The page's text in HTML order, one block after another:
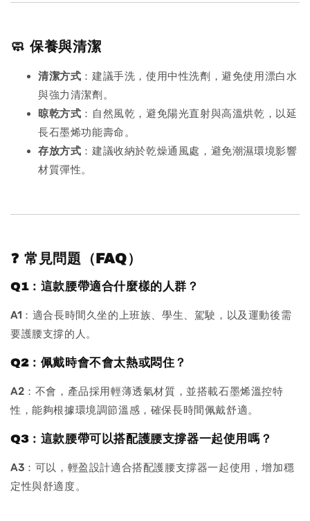
🧼 保養與清潔
清潔方式 ：建議手洗，使用中性洗劑，避免使用漂白水
與強力清潔劑。
晾乾方式 ：自然風乾，避免陽光直射與高溫烘乾，以延
長石墨烯功能壽命。
存放方式 ：建議收納於乾燥通風處，避免潮濕環境影響
材質彈性。
❓ 常見問題（FAQ）
Q1：這款腰帶適合什麼樣的人群？
A1 ：適合長時間久坐的上班族、學生、駕駛，以及運動後需
要護腰支撐的人。
Q2：佩戴時會不會太熱或悶住？
A2 ：不會，產品採用輕薄透氣材質，並搭載石墨烯溫控特
性，能夠根據環境調節溫感，確保長時間佩戴舒適。
Q3：這款腰帶可以搭配護腰支撐器一起使用嗎？
A3 ：可以，輕盈設計適合搭配護腰支撐器一起使用，增加穩
定性與舒適度。